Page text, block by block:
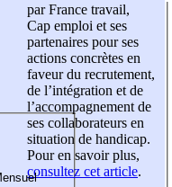
par France travail,
Cap emploi et ses
partenaires pour ses
actions concrètes en
faveur du recrutement,
de l’intégration et de
l’accompagnement de
ses collaborateurs en
situation de handicap.
Pour en savoir plus,
consultez cet article.